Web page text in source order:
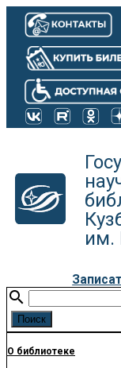
им.
search
О библиотеке